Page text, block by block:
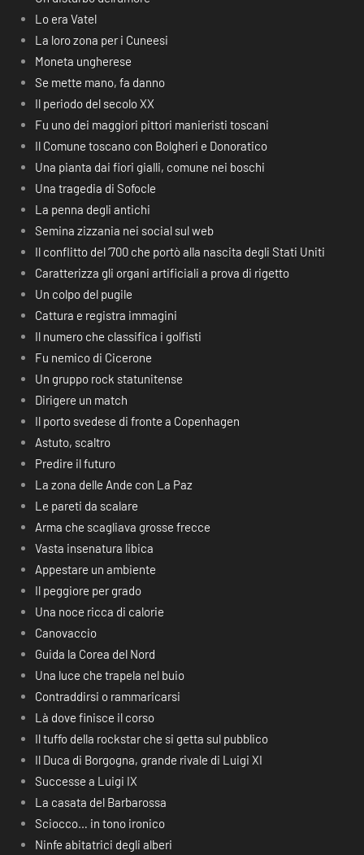
Lo era Vatel
La loro zona per i Cuneesi
Moneta ungherese
Se mette mano, fa danno
Il periodo del secolo XX
Fu uno dei maggiori pittori manieristi toscani
Il Comune toscano con Bolgheri e Donoratico
Una pianta dai fiori gialli, comune nei boschi
Una tragedia di Sofocle
La penna degli antichi
Semina zizzania nei social sul web
Il conflitto del ‘700 che portò alla nascita degli Stati Uniti
Caratterizza gli organi artificiali a prova di rigetto
Un colpo del pugile
Cattura e registra immagini
Il numero che classifica i golfisti
Fu nemico di Cicerone
Un gruppo rock statunitense
Dirigere un match
Il porto svedese di fronte a Copenhagen
Astuto, scaltro
Predire il futuro
La zona delle Ande con La Paz
Le pareti da scalare
Arma che scagliava grosse frecce
Vasta insenatura libica
Appestare un ambiente
Il peggiore per grado
Una noce ricca di calorie
Canovaccio
Guida la Corea del Nord
Una luce che trapela nel buio
Contraddirsi o rammaricarsi
Là dove finisce il corso
Il tuffo della rockstar che si getta sul pubblico
Il Duca di Borgogna, grande rivale di Luigi XI
Successe a Luigi IX
La casata del Barbarossa
Sciocco… in tono ironico
Ninfe abitatrici degli alberi